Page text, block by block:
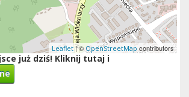
Leaflet| © OpenStreetMap contributors
już dziś! Kliknij tutaj i